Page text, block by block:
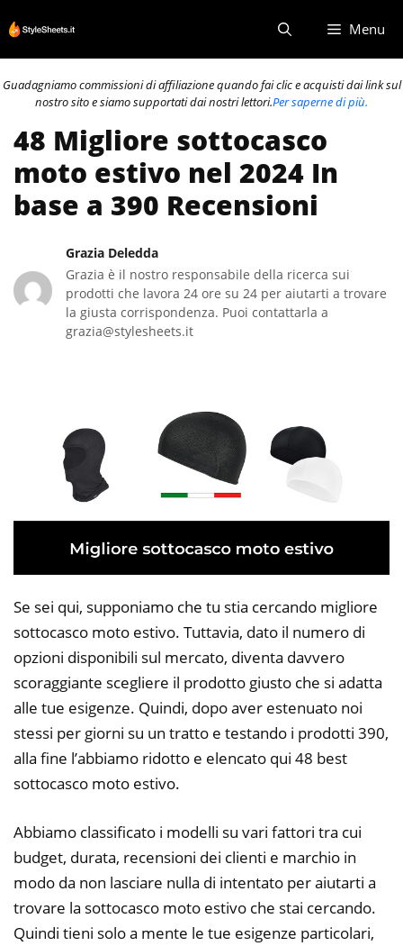
al
contenuto
Menu
Guadagniamo commissioni di affiliazione quando fai clic e acquisti dai link sul
nostro sito e siamo supportati dai nostri lettori.Per saperne di più.
48 Migliore sottocasco
moto estivo nel 2024 In
base a 390 Recensioni
Grazia Deledda
Grazia è il nostro responsabile della ricerca sui
prodotti che lavora 24 ore su 24 per aiutarti a trovare
la giusta corrispondenza. Puoi contattarla a
grazia@stylesheets.it
Se sei qui, supponiamo che tu stia cercando migliore
sottocasco moto estivo. Tuttavia, dato il numero di
opzioni disponibili sul mercato, diventa davvero
scoraggiante scegliere il prodotto giusto che si adatta
alle tue esigenze. Quindi, dopo aver estenuato noi
stessi per giorni su un tratto e testando i prodotti 390,
alla fine l’abbiamo ridotto e elencato qui 48 best
sottocasco moto estivo.
Abbiamo classificato i modelli su vari fattori tra cui
budget, durata, recensioni dei clienti e marchio in
modo da non lasciare nulla di intentato per aiutarti a
trovare la sottocasco moto estivo che stai cercando.
Quindi tieni solo a mente le tue esigenze particolari,